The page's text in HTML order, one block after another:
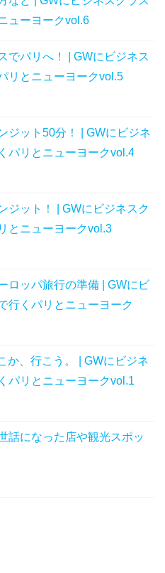
ューヨークvol.6
でパリへ！ | GWにビジネス
リとニューヨークvol.5
ジット50分！ | GWにビジネ
パリとニューヨークvol.4
ジット！ | GWにビジネスク
とニューヨークvol.3
ロッパ旅行の準備 | GWにビ
行くパリとニューヨーク
か、行こう。 | GWにビジネ
パリとニューヨークvol.1
話になった店や観光スポッ